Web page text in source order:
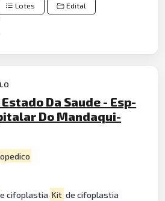
Lotes Edital
Da Saude - Esp-
Do Mandaqui-
cifoplastia Kit de cifoplastia